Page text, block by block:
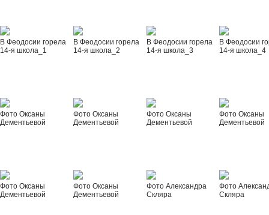
В Феодосии горела
14-я школа_1
В Феодосии горела
14-я школа_2
В Феодосии горела
14-я школа_3
В Феодосии
14-я школа_4
Фото Оксаны
Дементьевой
Фото Оксаны
Дементьевой
Фото Оксаны
Дементьевой
Фото Оксаны
Дементьевой
Фото Оксаны
Дементьевой
Фото Оксаны
Дементьевой
Фото Александра
Скляра
Фото
Скляра